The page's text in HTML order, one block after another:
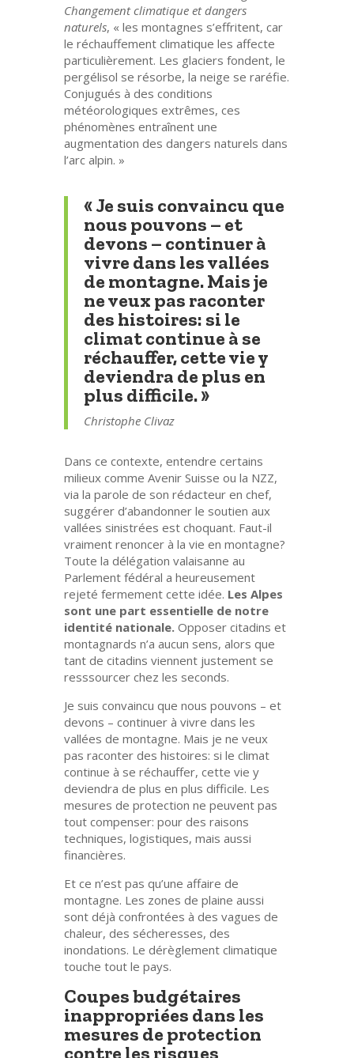
Changement climatique et dangers
naturels, « les montagnes s’effritent, car
le réchauffement climatique les affecte
particulièrement. Les glaciers fondent, le
pergélisol se résorbe, la neige se raréfie.
Conjugués à des conditions
météorologiques extrêmes, ces
phénomènes entraînent une
augmentation des dangers naturels dans
l’arc alpin. »
« Je suis convaincu que
nous pouvons – et
devons – continuer à
vivre dans les vallées
de montagne. Mais je
ne veux pas raconter
des histoires: si le
climat continue à se
réchauffer, cette vie y
deviendra de plus en
plus difficile. »
Christophe Clivaz
Dans ce contexte, entendre certains
milieux comme Avenir Suisse ou la NZZ,
via la parole de son rédacteur en chef,
suggérer d’abandonner le soutien aux
vallées sinistrées est choquant. Faut-il
vraiment renoncer à la vie en montagne?
Toute la délégation valaisanne au
Parlement fédéral a heureusement
rejeté fermement cette idée. Les Alpes
sont une part essentielle de notre
identité nationale.Opposer citadins et
montagnards n’a aucun sens, alors que
tant de citadins viennent justement se
resssourcer chez les seconds.
Je suis convaincu que nous pouvons – et
devons – continuer à vivre dans les
vallées de montagne. Mais je ne veux
pas raconter des histoires: si le climat
continue à se réchauffer, cette vie y
deviendra de plus en plus difficile. Les
mesures de protection ne peuvent pas
tout compenser: pour des raisons
techniques, logistiques, mais aussi
financières.
Et ce n’est pas qu’une affaire de
montagne. Les zones de plaine aussi
sont déjà confrontées à des vagues de
chaleur, des sécheresses, des
inondations. Le dérèglement climatique
touche tout le pays.
Coupes budgétaires
inappropriées dans les
mesures de protection
contre les risques